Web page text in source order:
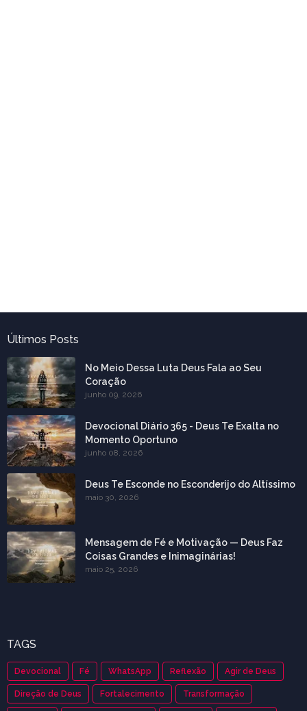
Últimos Posts
No Meio Dessa Luta Deus Fala ao Seu
Coração
junho 09, 2026
Devocional Diário 365 - Deus Te Exalta no
Momento Oportuno
junho 08, 2026
Deus Te Esconde no Esconderijo do Altíssimo
maio 30, 2026
Mensagem de Fé e Motivação — Deus Faz
Coisas Grandes e Inimaginárias!
maio 25, 2026
TAGS
Devocional Fé WhatsApp Reflexão Agir de Deus
Direção de Deus Fortalecimento Transformação